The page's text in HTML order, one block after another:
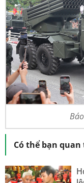
Có thể bạn quan